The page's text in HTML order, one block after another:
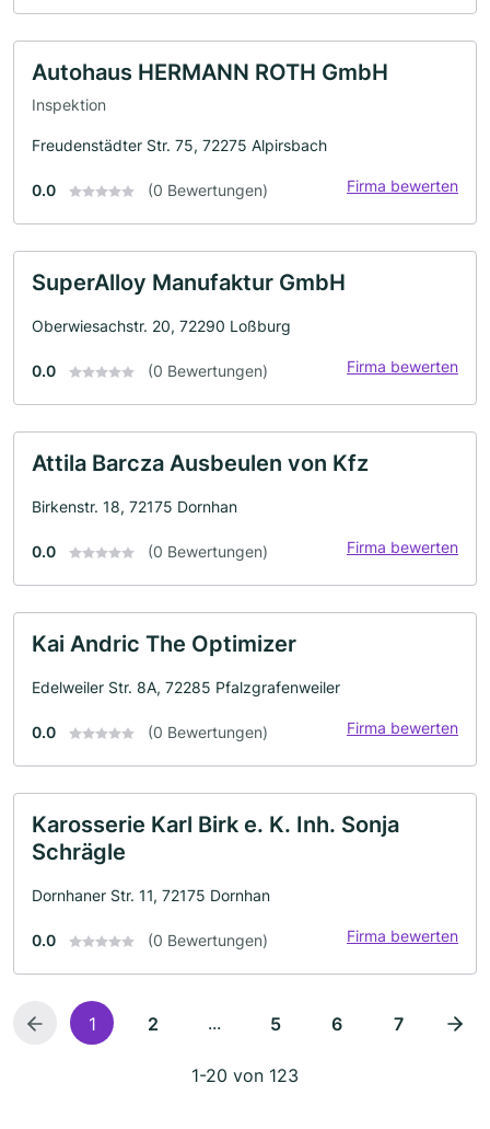
Autohaus HERMANN ROTH GmbH
Inspektion
Freudenstädter Str. 75, 72275 Alpirsbach
0.0 (0 Bewertungen) Firma bewerten
SuperAlloy Manufaktur GmbH
Oberwiesachstr. 20, 72290 Loßburg
0.0 (0 Bewertungen) Firma bewerten
Attila Barcza Ausbeulen von Kfz
Birkenstr. 18, 72175 Dornhan
0.0 (0 Bewertungen) Firma bewerten
Kai Andric The Optimizer
Edelweiler Str. 8A, 72285 Pfalzgrafenweiler
0.0 (0 Bewertungen) Firma bewerten
Karosserie Karl Birk e. K. Inh. Sonja
Schrägle
Dornhaner Str. 11, 72175 Dornhan
0.0 (0 Bewertungen) Firma bewerten
1 2 ... 5 6 7
1-20 von 123